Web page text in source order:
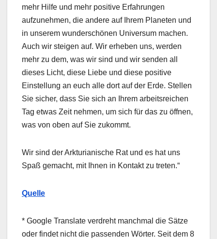
mehr Hilfe und mehr positive Erfahrungen
aufzunehmen, die andere auf Ihrem Planeten und
in unserem wunderschönen Universum machen.
Auch wir steigen auf. Wir erheben uns, werden
mehr zu dem, was wir sind und wir senden all
dieses Licht, diese Liebe und diese positive
Einstellung an euch alle dort auf der Erde. Stellen
Sie sicher, dass Sie sich an Ihrem arbeitsreichen
Tag etwas Zeit nehmen, um sich für das zu öffnen,
was von oben auf Sie zukommt.
Wir sind der Arkturianische Rat und es hat uns
Spaß gemacht, mit Ihnen in Kontakt zu treten.“
Quelle
* Google Translate verdreht manchmal die Sätze
oder findet nicht die passenden Wörter. Seit dem 8